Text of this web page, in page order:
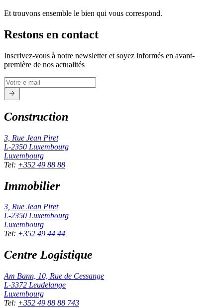
Et trouvons ensemble le bien qui vous correspond.
Restons en contact
Inscrivez-vous à notre newsletter et soyez informés en avant-
première de nos actualités
Construction
3, Rue Jean Piret
L-2350 Luxembourg
Luxembourg
Tel: +352 49 88 88
Immobilier
3, Rue Jean Piret
L-2350 Luxembourg
Luxembourg
Tel: +352 49 44 44
Centre Logistique
Am Bann, 10, Rue de Cessange
L-3372 Leudelange
Luxembourg
Tel: +352 49 88 88 743